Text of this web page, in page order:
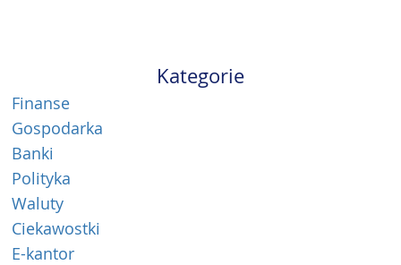
Kategorie
Finanse
Gospodarka
Banki
Polityka
Waluty
Ciekawostki
E-kantor